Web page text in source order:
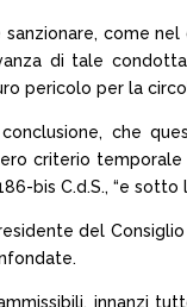
come
di tale
pericolo per la
che
criterio
bis C.d.S., “e sotto
del
innanzi